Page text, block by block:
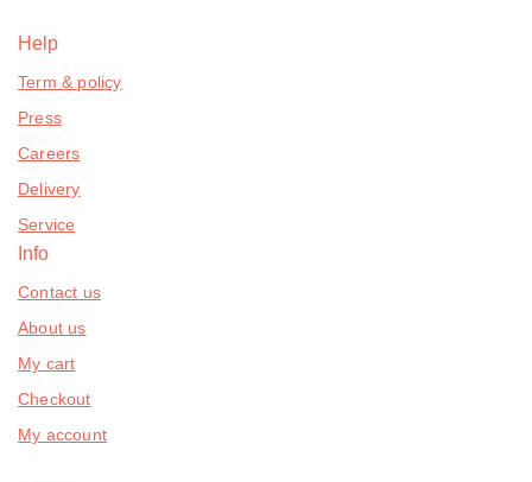
Help
Term & policy
Press
Careers
Delivery
Service
Info
Contact us
About us
My cart
Checkout
My account